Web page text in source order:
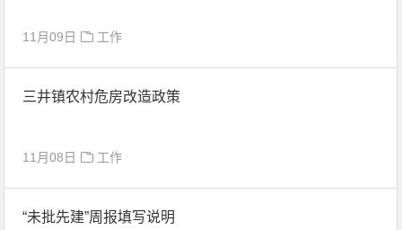
11月09日 工作
三井镇农村危房改造政策
11月08日 工作
“未批先建”周报填写说明